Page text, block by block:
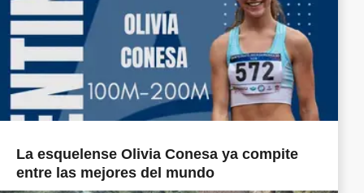
La esquelense Olivia Conesa ya compite
entre las mejores del mundo